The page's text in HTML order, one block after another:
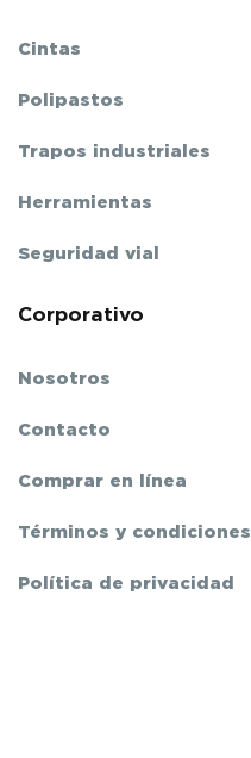
Cintas
Polipastos
Trapos industriales
Herramientas
Seguridad vial
Corporativo
Nosotros
Contacto
Comprar en línea
Términos y condiciones
Política de privacidad